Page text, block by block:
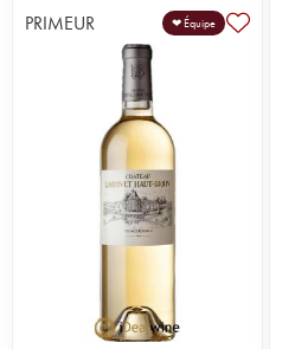
PRIMEUR ❤ Équipe